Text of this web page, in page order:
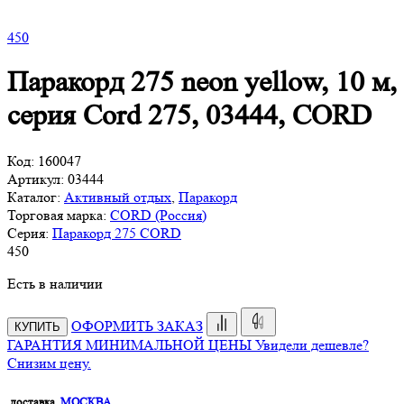
450
Паракорд 275 neon yellow, 10 м,
серия Cord 275, 03444, CORD
Код: 160047
Артикул: 03444
Каталог: Активный отдых Паракорд
Торговая марка: CORD (Россия)
Серия: Паракорд 275 CORD
450
Есть в наличии
КУПИТЬ
ОФОРМИТЬ ЗАКАЗ
ГАРАНТИЯ МИНИМАЛЬНОЙ ЦЕНЫ Увидели дешевле?
Снизим цену.